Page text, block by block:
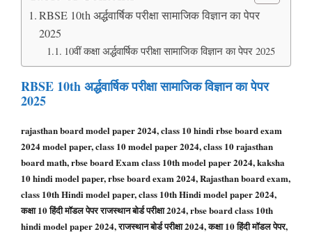
RBSE 10th अर्द्धवार्षिक परीक्षा सामाजिक विज्ञान का पेपर
2025
10वीं कक्षा अर्द्धवार्षिक परीक्षा सामाजिक विज्ञान का पेपर 2025
RBSE 10th अर्द्धवार्षिक परीक्षा सामाजिक विज्ञान का पेपर
2025
rajasthan board model paper 2024, class 10 hindi rbse board exam
2024 model paper, class 10 model paper 2024, class 10 rajasthan
board math, rbse board Exam class 10th model paper 2024, kaksha
10 hindi model paper, rbse board exam 2024, Rajasthan board exam,
class 10th Hindi model paper, class 10th Hindi model paper 2024,
कक्षा 10 हिंदी मॉडल पेपर राजस्थान बोर्ड परीक्षा 2024, rbse board class 10th
hindi model paper 2024, राजस्थान बोर्ड परीक्षा 2024, कक्षा 10 हिंदी मॉडल पेपर,